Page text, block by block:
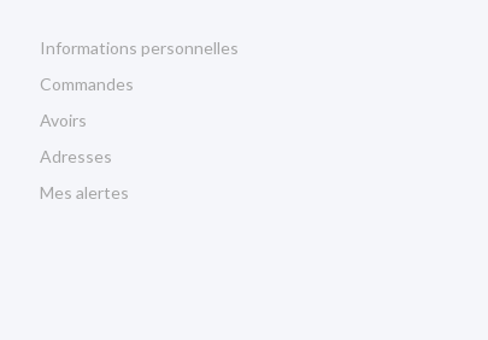
Informations personnelles
Commandes
Avoirs
Adresses
Mes alertes